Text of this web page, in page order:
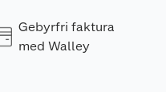
Gebyrfri faktura
med Walley